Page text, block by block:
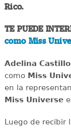
Rico.
TE PUEDE
como Miss
Adelina Castillo
como Miss
en la
Miss Universe
Luego de recibir